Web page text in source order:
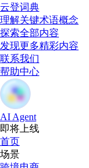
云登词典
理解关键术语概念
探索全部内容
发现更多精彩内容
联系我们
帮助中心
AI Agent
即将上线
首页
场景